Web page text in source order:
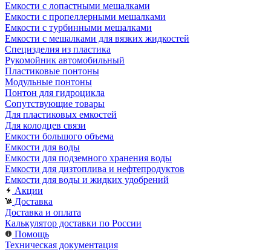
Емкости с лопастными мешалками
Емкости с пропеллерными мешалками
Емкости с турбинными мешалками
Емкости с мешалками для вязких жидкостей
Специзделия из пластика
Рукомойник автомобильный
Пластиковые понтоны
Модульные понтоны
Понтон для гидроцикла
Сопутствующие товары
Для пластиковых емкостей
Для колодцев связи
Емкости большого объема
Емкости для воды
Емкости для подземного хранения воды
Емкости для дизтоплива и нефтепродуктов
Емкости для воды и жидких удобрений
Акции
Доставка
Доставка и оплата
Калькулятор доставки по России
Помощь
Техническая документация